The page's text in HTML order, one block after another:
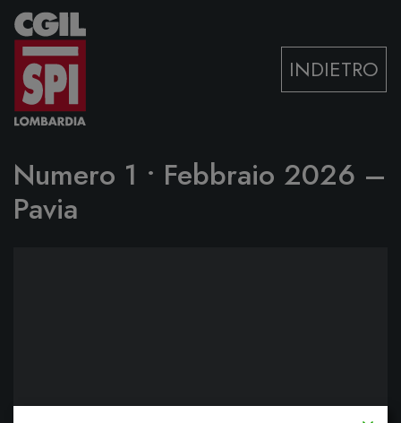
Vai al contenuto
INDIETRO
Numero 1 • Febbraio 2026 –
Pavia